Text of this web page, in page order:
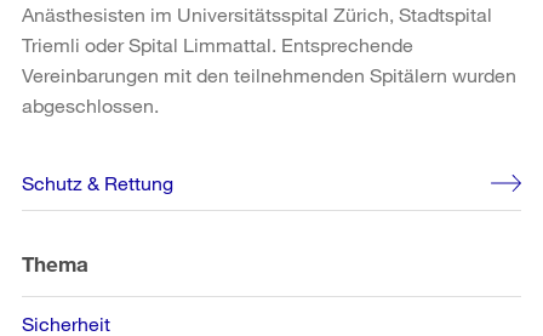
Anästhesisten im Universitätsspital Zürich, Stadtspital
Triemli oder Spital Limmattal. Entsprechende
Vereinbarungen mit den teilnehmenden Spitälern wurden
abgeschlossen.
Weitere
Informationen
Schutz & Rettung
Thema
Sicherheit